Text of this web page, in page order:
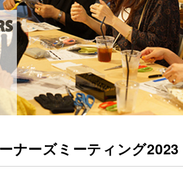
ナーズミーティング2023